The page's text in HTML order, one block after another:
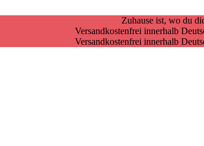
Zuhause ist, wo du
Versandkostenfrei innerhalb
Versandkostenfrei innerhalb